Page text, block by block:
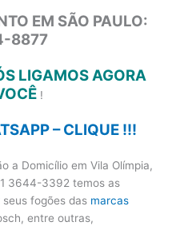
EM SÃO PAULO:
8877
LIGAMOS AGORA
!
– CLIQUE !!!
a Domicílio em Vila Olímpia,
3644-3392 temos as
fogões das marcas
entre outras,